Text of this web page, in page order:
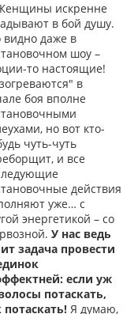
искренне
в бой душу.
видно даже в
шоу –
то настоящие!
в
боя вполне
но вот кто-
чуть-чуть
и все
действия
уже… с
энергетикой – со
У нас ведь
задача провести
если уж
потаскать,
потаскать! Я думаю,